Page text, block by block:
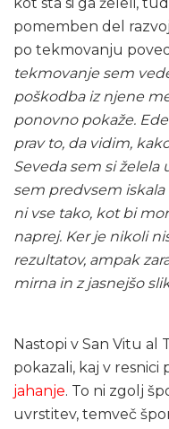
pomemben del
po tekmovanju
tekmovanje sem
poškodba iz njene
ponovno pokaže.
prav to, da vidim,
Seveda sem si
sem predvsem
ni vse tako, kot bi
naprej. Ker je nikoli
rezultatov, ampak
mirna in z jasnejšo
Nastopi v San Vitu al
pokazali, kaj v resnici
jahanje. To ni zgolj
uvrstitev, temveč